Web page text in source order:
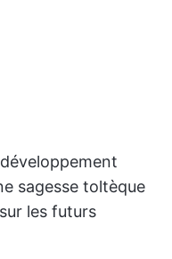
sagesse toltèque
les futurs